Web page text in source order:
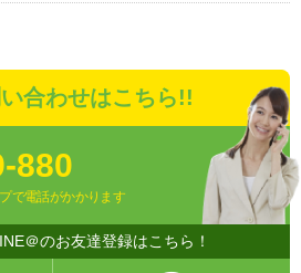
合わせはこちら!!
880
で電話がかかります
＠のお友達登録はこちら！